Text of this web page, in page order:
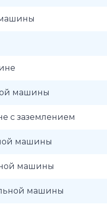
машины
машины
с заземлением
машины
машины
машины